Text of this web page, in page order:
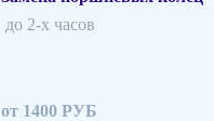
до 2-х часов
от 1400 РУБ